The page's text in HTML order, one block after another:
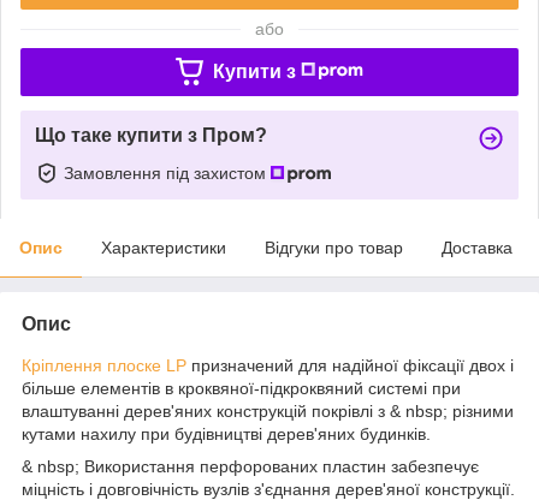
або
Купити з
Що таке купити з Пром?
Замовлення під захистом
Опис Характеристики Відгуки про товар Доставка
Опис
Кріплення плоске LP призначений для надійної фіксації двох і
більше елементів в кроквяної-підкроквяний системі при
влаштуванні дерев'яних конструкцій покрівлі з & nbsp; різними
кутами нахилу при будівництві дерев'яних будинків.
& nbsp; Використання перфорованих пластин забезпечує
міцність і довговічність вузлів з'єднання дерев'яної конструкції.